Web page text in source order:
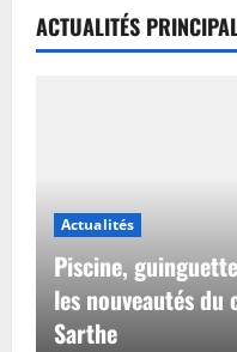
ACTUALITÉS
Actualités
Piscine,
les nouveautés du
Sarthe